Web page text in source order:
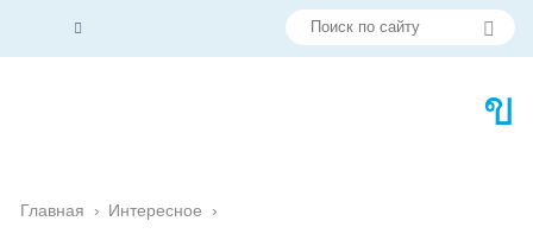
Главная › Интересное ›